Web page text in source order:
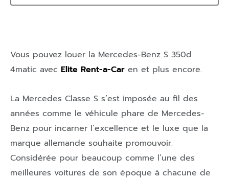
Vous pouvez louer la Mercedes-Benz S 350d
4matic avec Elite Rent-a-Car en et plus encore.
La Mercedes Classe S s’est imposée au fil des
années comme le véhicule phare de Mercedes-
Benz pour incarner l’excellence et le luxe que la
marque allemande souhaite promouvoir.
Considérée pour beaucoup comme l’une des
meilleures voitures de son époque à chacune de